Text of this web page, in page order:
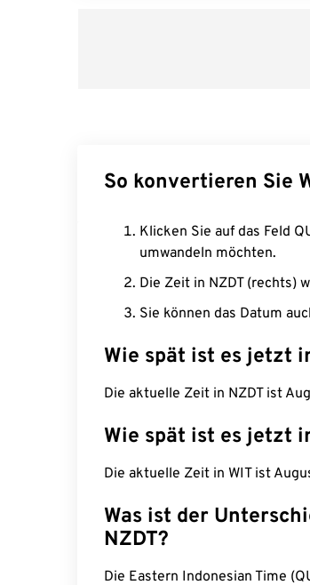
So konvertieren Sie
Klicken Sie auf das Feld
umwandeln möchten.
Die Zeit in NZDT (rechts)
Sie können das Datum
Wie spät ist es jetzt
Die aktuelle Zeit in NZDT ist
Wie spät ist es jetzt
Die aktuelle Zeit in WIT ist
Was ist der
NZDT?
Die Eastern Indonesian Time